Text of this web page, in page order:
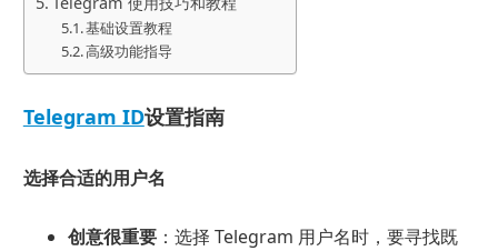
基础设置教程
高级功能指导
Telegram ID设置指南
选择合适的用户名
创意很重要：选择 Telegram 用户名时，要寻找既